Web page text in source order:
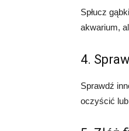
Spłucz
akwarium,
4.
Sprawdź
oczyścić